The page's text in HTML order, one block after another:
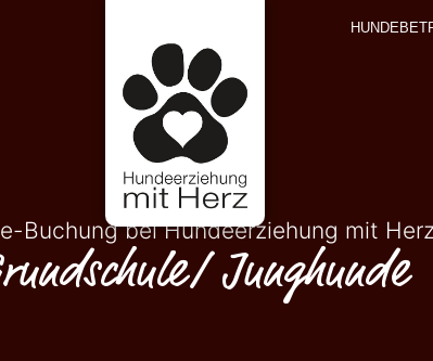
Buchung bei Hundeerziehung mit
Junghunde